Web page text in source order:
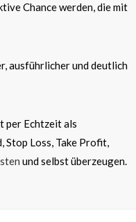
Chance werden, die mit
ausführlicher und deutlich
per Echtzeit als
Stop Loss, Take Profit,
und selbst überzeugen.